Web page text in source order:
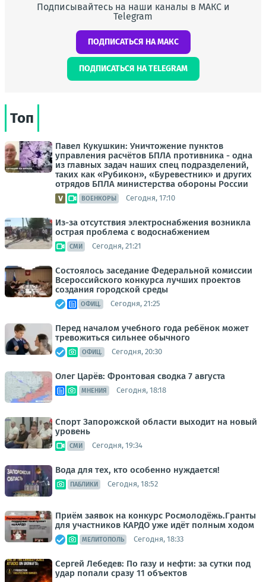
Подписывайтесь на наши каналы в МАКС и
Telegram
ПОДПИСАТЬСЯ НА МАКС
ПОДПИСАТЬСЯ НА TELEGRAM
Топ
Павел Кукушкин: Уничтожение пунктов
управления расчётов БПЛА противника - одна
из главных задач наших спец подразделений,
таких как «Рубикон», «Буревестник» и других
отрядов БПЛА министерства обороны России
ВОЕНКОРЫ Сегодня, 17:10
Из-за отсутствия электроснабжения возникла
острая проблема с водоснабжением
СМИ Сегодня, 21:21
Состоялось заседание Федеральной комиссии
Всероссийского конкурса лучших проектов
создания городской среды
ОФИЦ. Сегодня, 21:25
Перед началом учебного года ребёнок может
тревожиться сильнее обычного
ОФИЦ. Сегодня, 20:30
Олег Царёв: Фронтовая сводка 7 августа
МНЕНИЯ Сегодня, 18:18
Спорт Запорожской области выходит на новый
уровень
СМИ Сегодня, 19:34
Вода для тех, кто особенно нуждается!
ПАБЛИКИ Сегодня, 18:52
Приём заявок на конкурс Росмолодёжь.Гранты
для участников КАРДО уже идёт полным ходом
МЕЛИТОПОЛЬ Сегодня, 18:33
Сергей Лебедев: По газу и нефти: за сутки под
удар попали сразу 11 объектов